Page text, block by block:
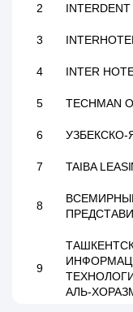
2
3
4 INTER
5 TECHMAN
6
7 TAIBA
8
9
АЛЬ-